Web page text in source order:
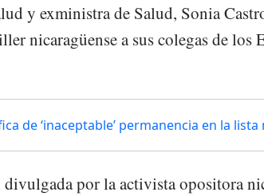
y exministra de Salud, Sonia
nicaragüense a sus colegas de los
de ‘inaceptable’ permanencia en la lista
divulgada por la activista opositora